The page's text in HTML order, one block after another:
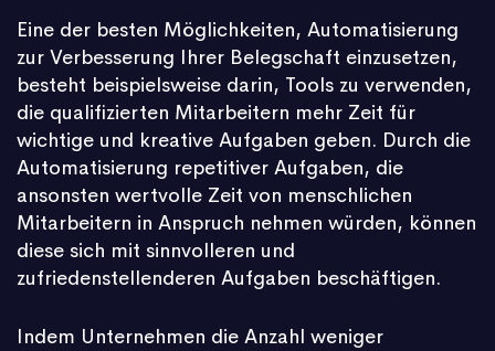
Eine der besten Möglichkeiten, Automatisierung
zur Verbesserung Ihrer Belegschaft einzusetzen,
besteht beispielsweise darin, Tools zu verwenden,
die qualifizierten Mitarbeitern mehr Zeit für
wichtige und kreative Aufgaben geben. Durch die
Automatisierung repetitiver Aufgaben, die
ansonsten wertvolle Zeit von menschlichen
Mitarbeitern in Anspruch nehmen würden, können
diese sich mit sinnvolleren und
zufriedenstellenderen Aufgaben beschäftigen.
Indem Unternehmen die Anzahl weniger